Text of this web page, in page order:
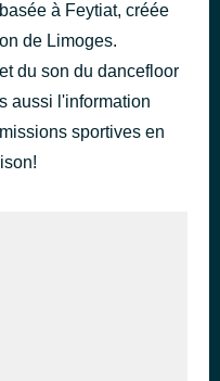
à Feytiat, créée
de Limoges.
du son du dancefloor
aussi l'information
sportives en